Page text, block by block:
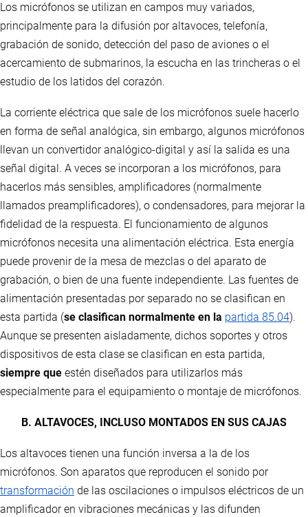
Los micrófonos se utilizan en campos muy variados,
principalmente para la difusión por altavoces, telefonía,
grabación de sonido, detección del paso de aviones o el
acercamiento de submarinos, la escucha en las trincheras o el
estudio de los latidos del corazón.
La corriente eléctrica que sale de los micrófonos suele hacerlo
en forma de señal analógica, sin embargo, algunos micrófonos
llevan un convertidor analógico-digital y así la salida es una
señal digital. A veces se incorporan a los micrófonos, para
hacerlos más sensibles, amplificadores (normalmente
llamados preamplificadores), o condensadores, para mejorar la
fidelidad de la respuesta. El funcionamiento de algunos
micrófonos necesita una alimentación eléctrica. Esta energía
puede provenir de la mesa de mezclas o del aparato de
grabación, o bien de una fuente independiente. Las fuentes de
alimentación presentadas por separado no se clasifican en
esta partida (se clasifican normalmente en la partida 85.04).
Aunque se presenten aisladamente, dichos soportes y otros
dispositivos de esta clase se clasifican en esta partida,
siempre que estén diseñados para utilizarlos más
especialmente para el equipamiento o montaje de micrófonos.
B. ALTAVOCES, INCLUSO MONTADOS EN SUS CAJAS
Los altavoces tienen una función inversa a la de los
micrófonos. Son aparatos que reproducen el sonido por
transformación de las oscilaciones o impulsos eléctricos de un
amplificador en vibraciones mecánicas y las difunden